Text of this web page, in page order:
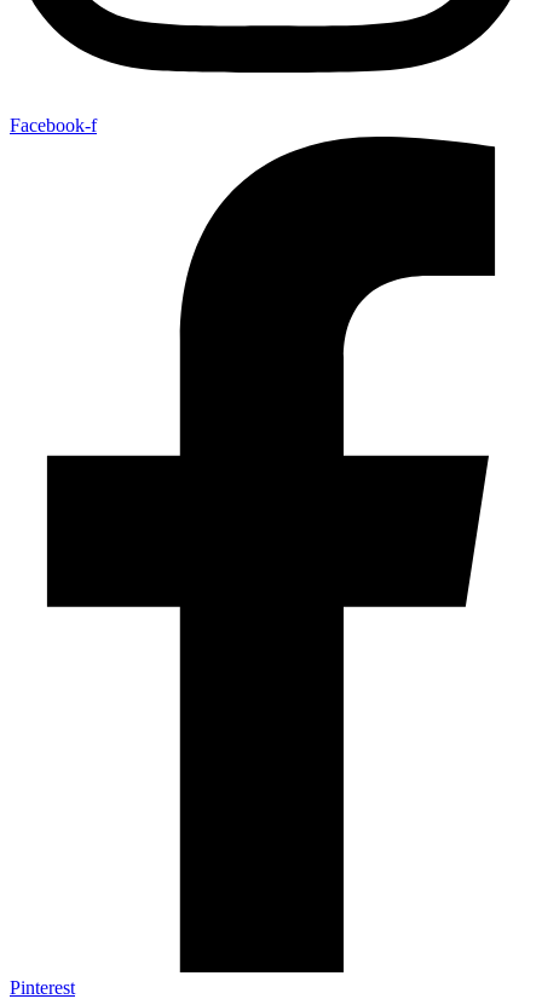
Facebook-f
Pinterest